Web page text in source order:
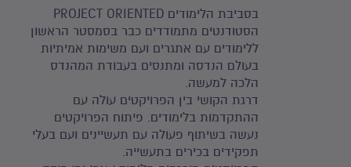
בסביבת הלימודים PROJECT ORIENTED
הסטודנטים מתמודדים כבר בסמסטר הראשון
ללימודים עם אתגרים ועם משימות אמיתיות
בעולם הנדסה ומתנסים בעבודת המהנדס
הלכה למעשה.
דרגת הקושי בין הפרויקטים עולה עם
ההתקדמות בלימודים. פיתוח הפרויקטים
נעשה בשיתוף פעולה עם תעשיינים ועם בעלי
תפקידים בכירים בתעשייה.